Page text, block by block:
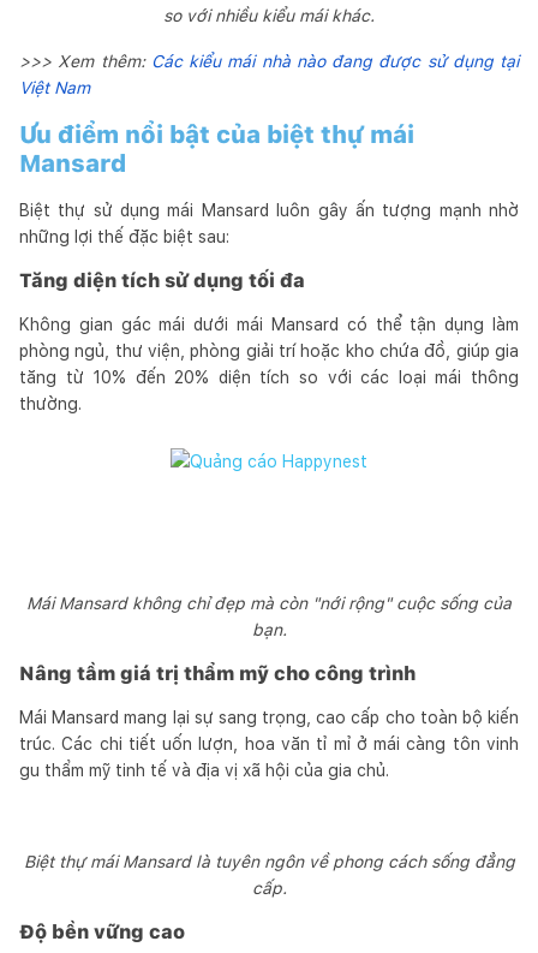
so với nhiều kiểu mái khác.
>>> Xem thêm: Các kiểu mái nhà nào đang được sử dụng tại
Việt Nam
Ưu điểm nổi bật của biệt thự mái
Mansard
Biệt thự sử dụng mái Mansard luôn gây ấn tượng mạnh nhờ
những lợi thế đặc biệt sau:
Tăng diện tích sử dụng tối đa
Không gian gác mái dưới mái Mansard có thể tận dụng làm
phòng ngủ, thư viện, phòng giải trí hoặc kho chứa đồ, giúp gia
tăng từ 10% đến 20% diện tích so với các loại mái thông
thường.
Mái Mansard không chỉ đẹp mà còn "nới rộng" cuộc sống của
bạn.
Nâng tầm giá trị thẩm mỹ cho công trình
Mái Mansard mang lại sự sang trọng, cao cấp cho toàn bộ kiến
trúc. Các chi tiết uốn lượn, hoa văn tỉ mỉ ở mái càng tôn vinh
gu thẩm mỹ tinh tế và địa vị xã hội của gia chủ.
Biệt thự mái Mansard là tuyên ngôn về phong cách sống đẳng
cấp.
Độ bền vững cao